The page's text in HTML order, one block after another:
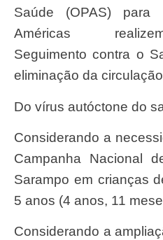
Saúde (OPAS)
Américas
Seguimento contra o
eliminação da circulação
do vírus autóctone do
Considerando a necessidade de realização da
Campanha Nacional
Sarampo em crianças
5 anos (4 anos, 11
Considerando a ampliação da faixa etária, com